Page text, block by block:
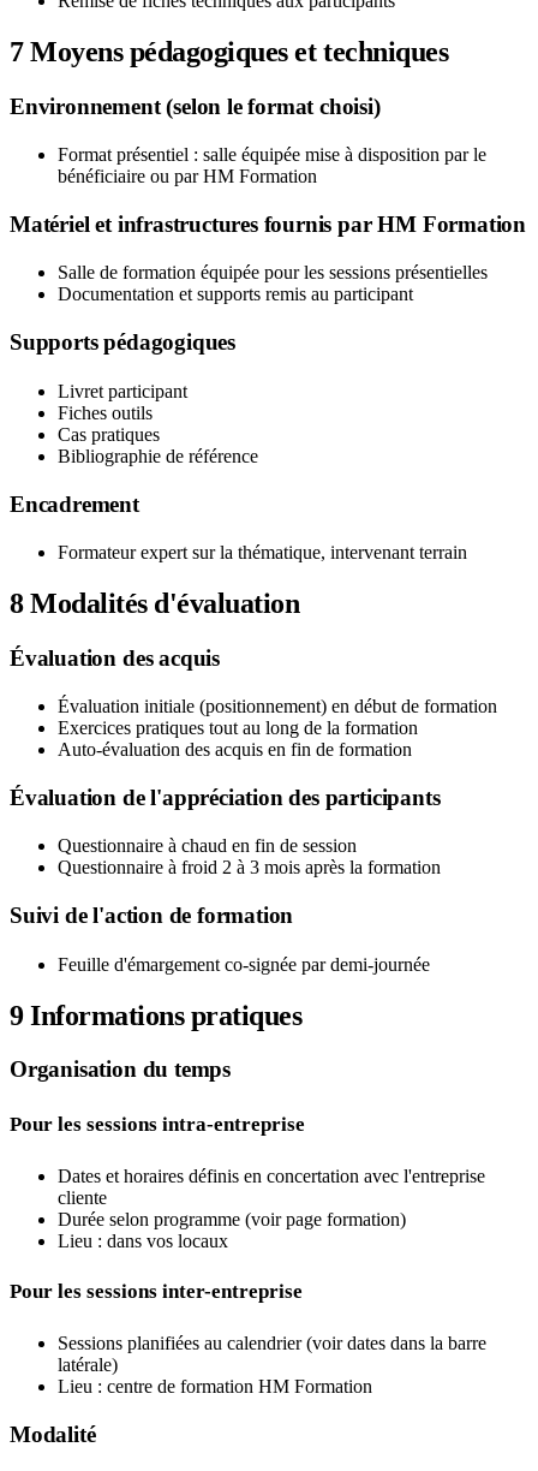
7Moyens pédagogiques et techniques
Environnement (selon le format choisi)
Format présentiel : salle équipée mise à disposition par le
bénéficiaire ou par HM Formation
Matériel et infrastructures fournis par HM Formation
Salle de formation équipée pour les sessions présentielles
Documentation et supports remis au participant
Supports pédagogiques
Livret participant
Fiches outils
Cas pratiques
Bibliographie de référence
Encadrement
Formateur expert sur la thématique, intervenant terrain
8Modalités d'évaluation
Évaluation des acquis
Évaluation initiale (positionnement) en début de formation
Exercices pratiques tout au long de la formation
Auto-évaluation des acquis en fin de formation
Évaluation de l'appréciation des participants
Questionnaire à chaud en fin de session
Questionnaire à froid 2 à 3 mois après la formation
Suivi de l'action de formation
Feuille d'émargement co-signée par demi-journée
9Informations pratiques
Organisation du temps
Pour les sessions intra-entreprise
Dates et horaires définis en concertation avec l'entreprise
cliente
Durée selon programme (voir page formation)
Lieu : dans vos locaux
Pour les sessions inter-entreprise
Sessions planifiées au calendrier (voir dates dans la barre
latérale)
Lieu : centre de formation HM Formation
Modalité